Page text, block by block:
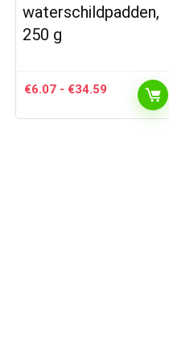
waterschildpadden,
250 g
€6.07 - €34.59 Prijsklasse:
€6.07
tot